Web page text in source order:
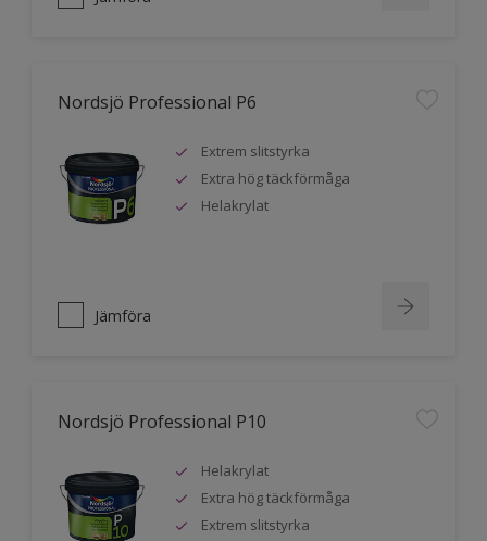
Nordsjö Professional P6
Extrem slitstyrka
Extra hög täckförmåga
Helakrylat
Jämföra
Nordsjö Professional P10
Helakrylat
Extra hög täckförmåga
Extrem slitstyrka